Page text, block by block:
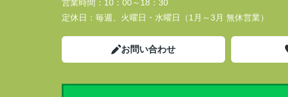
営業時間： 10：00～18：30
定休日： 毎週、火曜日・水曜日（1月～3月 無休営業）
お問い合わせ